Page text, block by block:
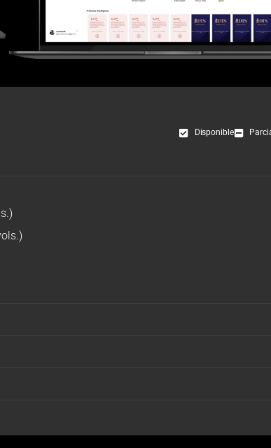
Disponible